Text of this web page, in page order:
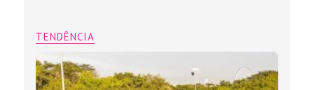
TENDÊNCIA